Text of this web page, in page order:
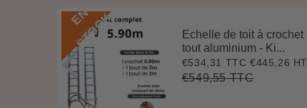
E
N
S
T
O
C
K
Echelle de toit à crochet
tout aluminium - Ki...
Prix
réduit
€534,31 TTC €534,31
€445,26 HT
Prix
€549,55 TTC€549,55